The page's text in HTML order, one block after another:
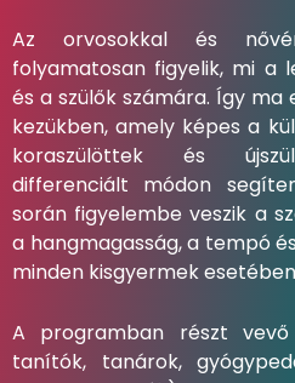
Az orvosokkal és
folyamatosan figyelik, mi a
és a szülők számára. Így
kezükben, amely képes a
koraszülöttek és
differenciált módon
során figyelembe veszik a
a hangmagasság, a tempó
minden kisgyermek
A programban részt vevő
tanítók, tanárok,